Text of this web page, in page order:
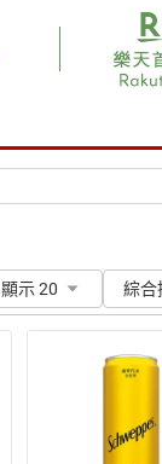
顯示 20 綜合